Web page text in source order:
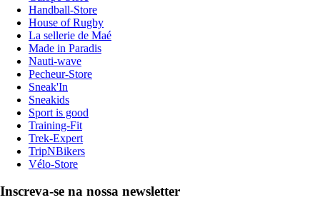
Handball-Store
House of Rugby
La sellerie de Maé
Made in Paradis
Nauti-wave
Pecheur-Store
Sneak'In
Sneakids
Sport is good
Training-Fit
Trek-Expert
TripNBikers
Vélo-Store
Inscreva-se na nossa newsletter